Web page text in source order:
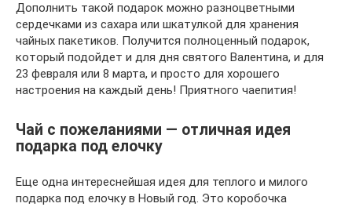
Дополнить такой подарок можно разноцветными
сердечками из сахара или шкатулкой для хранения
чайных пакетиков. Получится полноценный подарок,
который подойдет и для дня святого Валентина, и для
23 февраля или 8 марта, и просто для хорошего
настроения на каждый день! Приятного чаепития!
Чай с пожеланиями — отличная идея
подарка под елочку
Еще одна интереснейшая идея для теплого и милого
подарка под елочку в Новый год. Это коробочка